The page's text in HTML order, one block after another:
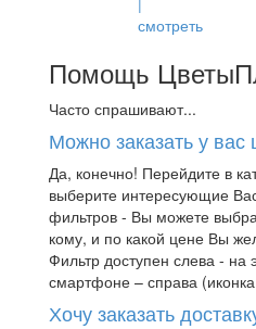
Помощь
Часто спрашивают...
Можно заказать у вас
Да, конечно! Перейдите в
выберите интересующие
фильтров - Вы можете
кому, и по какой цене Вы
Фильтр доступен слева - на
смартфоне – справа
Хочу заказать